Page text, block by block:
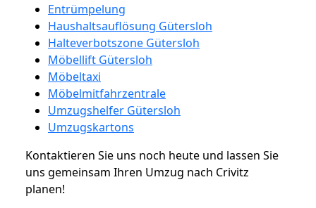
Entrümpelung
Haushaltsauflösung Gütersloh
Halteverbotszone Gütersloh
Möbellift Gütersloh
Möbeltaxi
Möbelmitfahrzentrale
Umzugshelfer Gütersloh
Umzugskartons
Kontaktieren Sie uns noch heute und lassen Sie
uns gemeinsam Ihren Umzug nach Crivitz
planen!